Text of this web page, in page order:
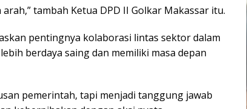
tambah Ketua DPD II Golkar Makassar itu.
pentingnya kolaborasi lintas sektor dalam
berdaya saing dan memiliki masa depan
pemerintah, tapi menjadi tanggung jawab